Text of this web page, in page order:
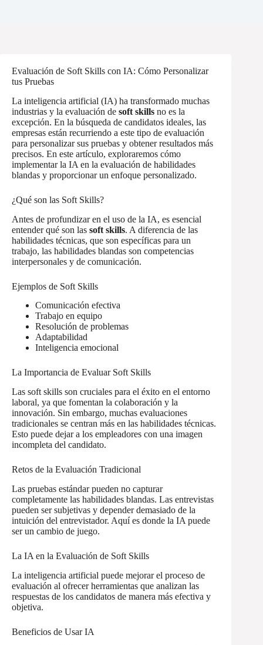
Evaluación de Soft Skills con IA: Cómo Personalizar
tus Pruebas
La inteligencia artificial (IA) ha transformado muchas
industrias y la evaluación de soft skills no es la
excepción. En la búsqueda de candidatos ideales, las
empresas están recurriendo a este tipo de evaluación
para personalizar sus pruebas y obtener resultados más
precisos. En este artículo, exploraremos cómo
implementar la IA en la evaluación de habilidades
blandas y proporcionar un enfoque personalizado.
¿Qué son las Soft Skills?
Antes de profundizar en el uso de la IA, es esencial
entender qué son las soft skills. A diferencia de las
habilidades técnicas, que son específicas para un
trabajo, las habilidades blandas son competencias
interpersonales y de comunicación.
Ejemplos de Soft Skills
Comunicación efectiva
Trabajo en equipo
Resolución de problemas
Adaptabilidad
Inteligencia emocional
La Importancia de Evaluar Soft Skills
Las soft skills son cruciales para el éxito en el entorno
laboral, ya que fomentan la colaboración y la
innovación. Sin embargo, muchas evaluaciones
tradicionales se centran más en las habilidades técnicas.
Esto puede dejar a los empleadores con una imagen
incompleta del candidato.
Retos de la Evaluación Tradicional
Las pruebas estándar pueden no capturar
completamente las habilidades blandas. Las entrevistas
pueden ser subjetivas y depender demasiado de la
intuición del entrevistador. Aquí es donde la IA puede
ser un cambio de juego.
La IA en la Evaluación de Soft Skills
La inteligencia artificial puede mejorar el proceso de
evaluación al ofrecer herramientas que analizan las
respuestas de los candidatos de manera más efectiva y
objetiva.
Beneficios de Usar IA